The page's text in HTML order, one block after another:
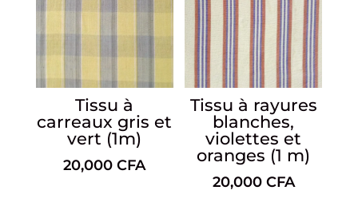
Tissu à
carreaux gris et
vert (1m)
20,000CFA
Tissu à rayures
blanches,
violettes et
oranges (1 m)
20,000 CFA